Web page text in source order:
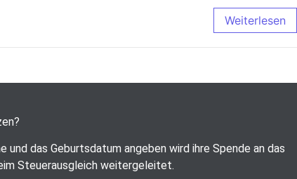
Weiterlesen
und das Geburtsdatum angeben wird ihre Spende an das
Steuerausgleich weitergeleitet.